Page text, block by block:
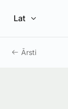
Lat
Ārsti